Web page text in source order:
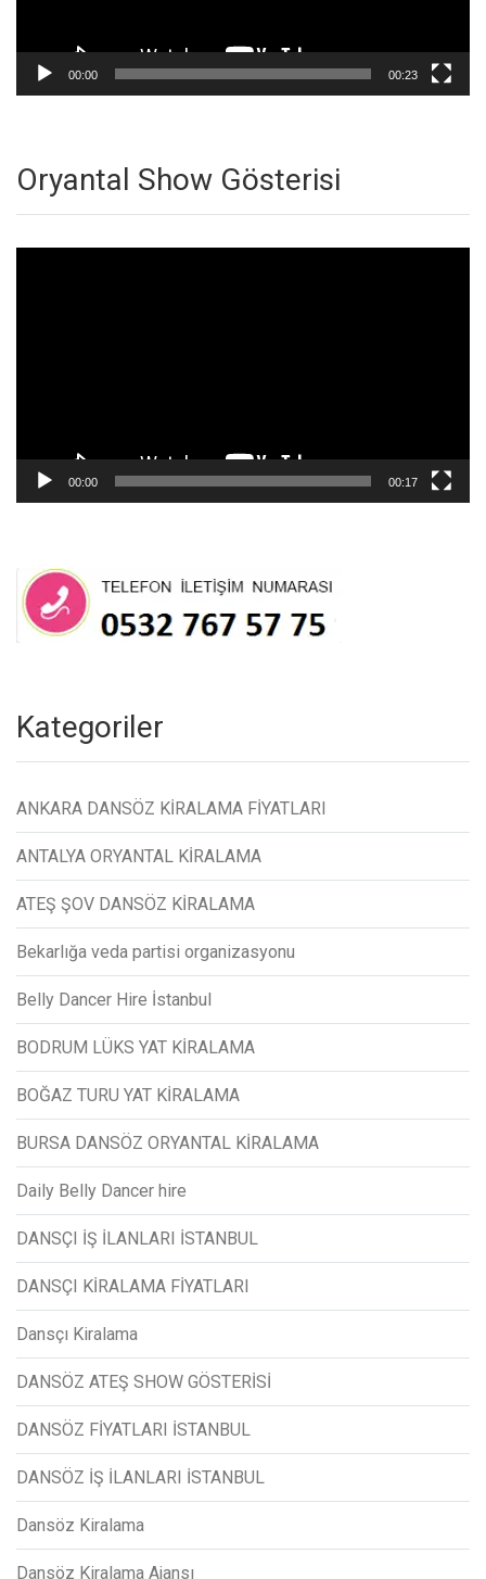
00:00 00:23
Oryantal Show Gösterisi
00:00 00:17
Kategoriler
ANKARA DANSÖZ KİRALAMA FİYATLARI
ANTALYA ORYANTAL KİRALAMA
ATEŞ ŞOV DANSÖZ KİRALAMA
Bekarlığa veda partisi organizasyonu
Belly Dancer Hire İstanbul
BODRUM LÜKS YAT KİRALAMA
BOĞAZ TURU YAT KİRALAMA
BURSA DANSÖZ ORYANTAL KİRALAMA
Daily Belly Dancer hire
DANSÇI İŞ İLANLARI İSTANBUL
DANSÇI KİRALAMA FİYATLARI
Dansçı Kiralama
DANSÖZ ATEŞ SHOW GÖSTERİSİ
DANSÖZ FİYATLARI İSTANBUL
DANSÖZ İŞ İLANLARI İSTANBUL
Dansöz Kiralama
Dansöz Kiralama Ajansı